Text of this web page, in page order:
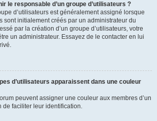
le responsable d’un groupe d’utilisateurs ?
d’utilisateurs est généralement assigné lorsque
sont initialement créés par un administrateur du
par la création d’un groupe d’utilisateurs, votre
un administrateur. Essayez de le contacter en lui
d’utilisateurs apparaissent dans une couleur
peuvent assigner une couleur aux membres d’un
de faciliter leur identification.